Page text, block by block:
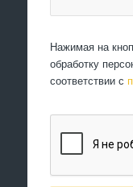
Нажимая на
обработку
соответствии с